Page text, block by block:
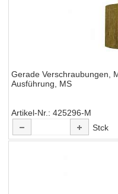
Gerade Verschraubungen,
Ausführung, MS
Artikel-Nr.
425296-M
Stck